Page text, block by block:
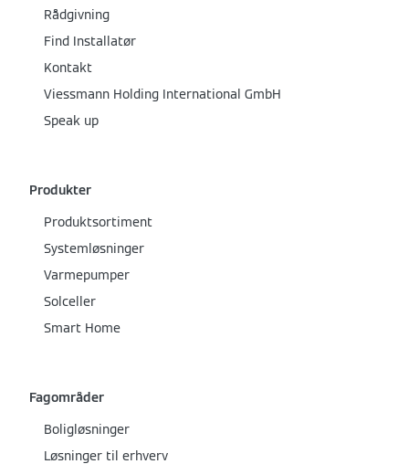
Rådgivning
Find Installatør
Kontakt
Viessmann Holding International GmbH
Speak up
Produkter
Produktsortiment
Systemløsninger
Varmepumper
Solceller
Smart Home
Fagområder
Boligløsninger
Løsninger til erhverv